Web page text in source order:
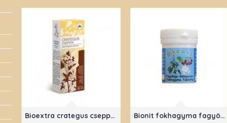
Bioextra crategus csepp 50 ml Bionit fokhagyma fagyöngy galagonya